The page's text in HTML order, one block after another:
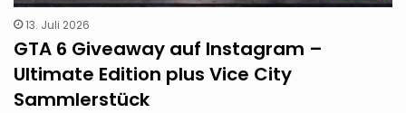
13. Juli 2026
GTA 6 Giveaway auf Instagram –
Ultimate Edition plus Vice City
Sammlerstück